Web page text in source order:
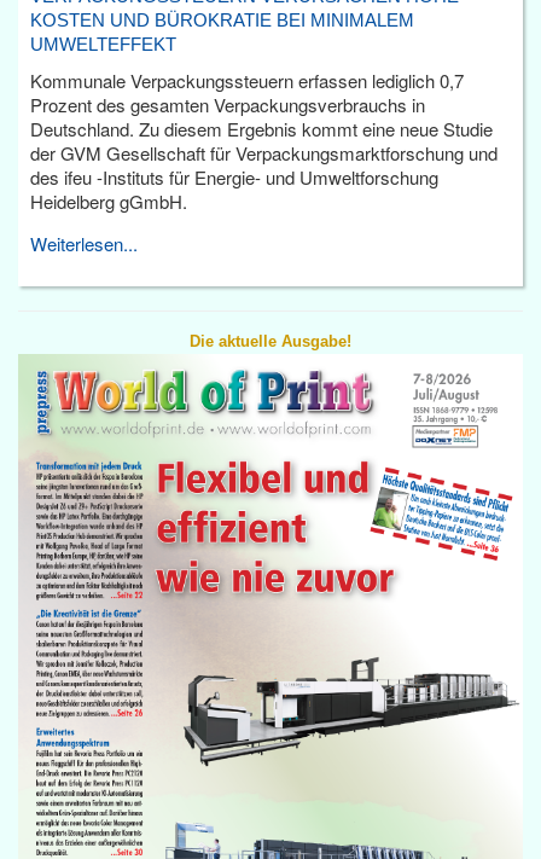
KOSTEN UND BÜROKRATIE BEI MINIMALEM
UMWELTEFFEKT
Kommunale Verpackungssteuern erfassen lediglich 0,7
Prozent des gesamten Verpackungsverbrauchs in
Deutschland. Zu diesem Ergebnis kommt eine neue Studie
der GVM Gesellschaft für Verpackungsmarktforschung und
des ifeu -Instituts für Energie- und Umweltforschung
Heidelberg gGmbH.
Weiterlesen...
Die aktuelle Ausgabe!